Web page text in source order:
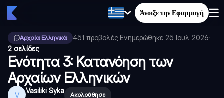
Άνοιξε την Εφαρμογή
Αρχαία Ελληνικά 451 προβολές·Ενημερώθηκε 25 Ιουλ 2026·
2 σελίδες
Ενότητα 3: Κατανόηση των
Αρχαίων Ελληνικών
V Vasiliki Syka Ακολούθησε